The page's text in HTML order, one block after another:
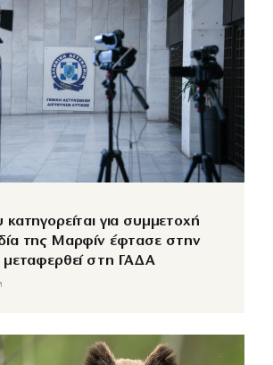
για συμμετοχή
της Μαρφίν έφτασε στην
μεταφερθεί στη ΓΑΔΑ